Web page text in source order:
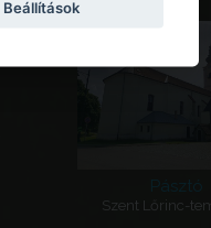
Pásztó
Szent Lőrinc-
Beállítások